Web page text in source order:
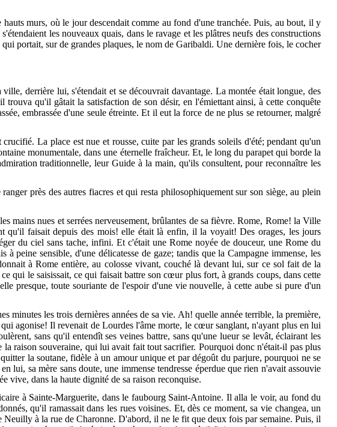
murs, où le jour descendait comme au fond d'une tranchée. Puis, au bout, il y
les nouveaux quais, dans le ravage et les plâtres neufs des constructions
portait, sur de grandes plaques, le nom de Garibaldi. Une dernière fois, le cocher
derrière lui, s'étendait et se découvrait davantage. La montée était longue, des
qu'il gâtait la satisfaction de son désir, en l'émiettant ainsi, à cette conquête
embrassée d'une seule étreinte. Et il eut la force de ne plus se retourner, malgré
La place est nue et rousse, cuite par les grands soleils d'été; pendant qu'un
monumentale, dans une éternelle fraîcheur. Et, le long du parapet qui borde la
traditionnelle, leur Guide à la main, qu'ils consultent, pour reconnaître les
près des autres fiacres et qui resta philosophiquement sur son siège, au plein
mains nues et serrées nerveusement, brûlantes de sa fièvre. Rome, Rome! la Ville
qu'il faisait depuis des mois! elle était là enfin, il la voyait! Des orages, les jours
du ciel sans tache, infini. Et c'était une Rome noyée de douceur, une Rome du
peine sensible, d'une délicatesse de gaze; tandis que la Campagne immense, les
à Rome entière, au colosse vivant, couché là devant lui, sur ce sol fait de la
qui le saisissait, ce qui faisait battre son cœur plus fort, à grands coups, dans cette
presque, toute souriante de l'espoir d'une vie nouvelle, à cette aube si pure d'un
minutes les trois dernières années de sa vie. Ah! quelle année terrible, la première,
agonise! Il revenait de Lourdes l'âme morte, le cœur sanglant, n'ayant plus en lui
sans qu'il entendît ses veines battre, sans qu'une lueur se levât, éclairant les
raison souveraine, qui lui avait fait tout sacrifier. Pourquoi donc n'était-il pas plus
la soutane, fidèle à un amour unique et par dégoût du parjure, pourquoi ne se
lui, sa mère sans doute, une immense tendresse éperdue que rien n'avait assouvie
vive, dans la haute dignité de sa raison reconquise.
à Sainte-Marguerite, dans le faubourg Saint-Antoine. Il alla le voir, au fond du
qu'il ramassait dans les rues voisines. Et, dès ce moment, sa vie changea, un
à la rue de Charonne. D'abord, il ne le fit que deux fois par semaine. Puis, il